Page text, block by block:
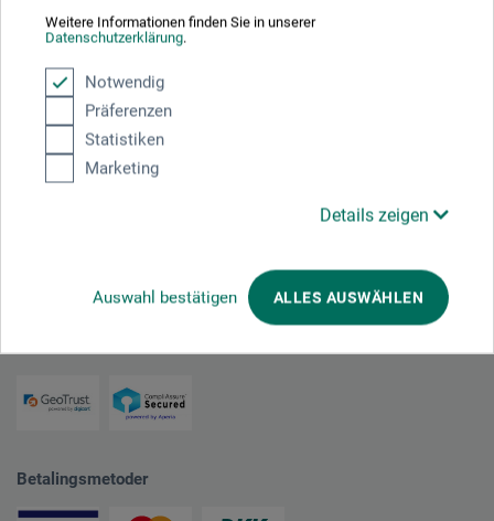
Weitere Informationen finden Sie in unserer
Datenschutzerklärung.
Notwendig
Präferenzen
Statistiken
Marketing
Details zeigen
Auswahl bestätigen ALLES AUSWÄHLEN
fra23,00 DKK *
plus forsendelse
Betalingsmetoder